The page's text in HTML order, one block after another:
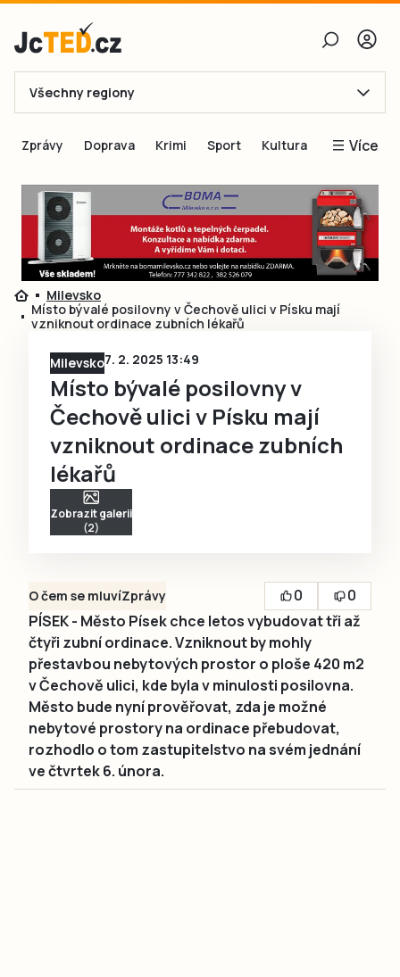
E-mail
Obnovit heslo
Přihlásit se
Přihlásit se přes Facebook
Všechny regiony
Zprávy Doprava Krimi Sport Kultura Více
Blogy
Inspirace
Čtenáři píší
Speciální přílohy
Milevsko
Místo bývalé posilovny v Čechově ulici v Písku mají
vzniknout ordinace zubních lékařů
Milevsko7. 2. 2025 13:49
Místo bývalé posilovny v
Čechově ulici v Písku mají
vzniknout ordinace zubních
lékařů
Zobrazit galerii
(2)
O čem se mluvíZprávy 0
0
PÍSEK - Město Písek chce letos vybudovat tři až
čtyři zubní ordinace. Vzniknout by mohly
přestavbou nebytových prostor o ploše 420 m2
v Čechově ulici, kde byla v minulosti posilovna.
Město bude nyní prověřovat, zda je možné
nebytové prostory na ordinace přebudovat,
rozhodlo o tom zastupitelstvo na svém jednání
ve čtvrtek 6. února.